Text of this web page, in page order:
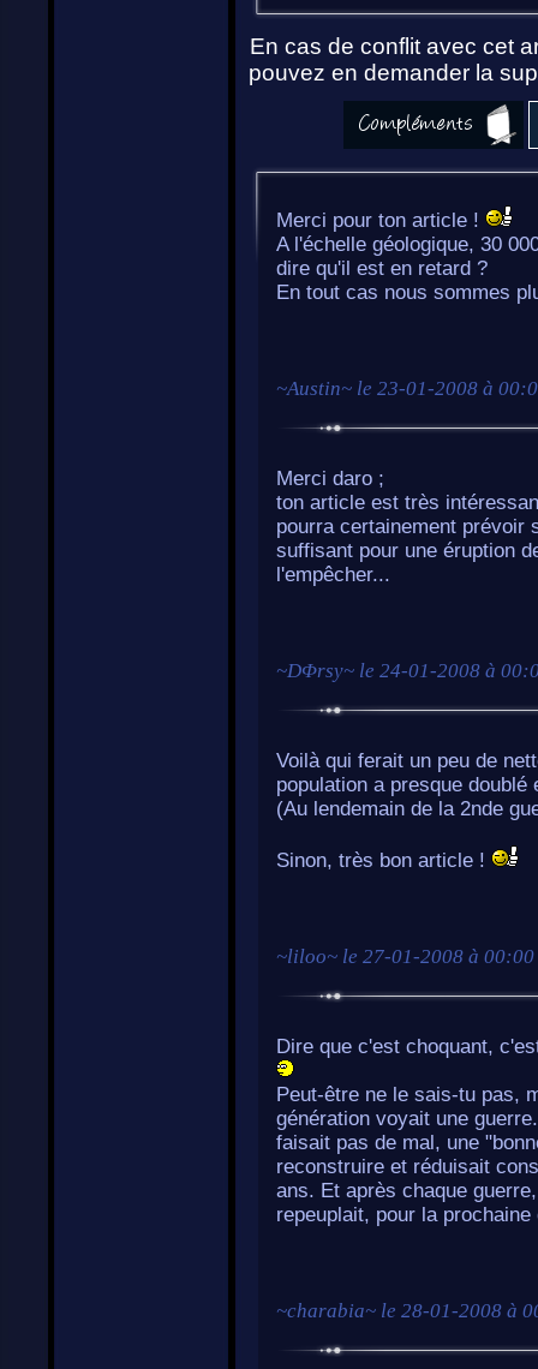
En cas de conflit avec cet
pouvez en demander la
Merci pour ton article !
A l'échelle géologique, 30
dire qu'il est en retard ?
En tout cas nous sommes
~Austin~ le 23-01-2008 à
Merci daro ;
ton article est très
pourra certainement prévoir
suffisant pour une éruption
l'empêcher...
~DΦrsy~ le 24-01-2008 à
Voilà qui ferait un peu de
population a presque doublé
(Au lendemain de la 2nde
Sinon, très bon article !
~liloo~ le 27-01-2008 à 00:00
Dire que c'est choquant,
Peut-être ne le sais-tu pas,
génération voyait une
faisait pas de mal, une
reconstruire et réduisait
ans. Et après chaque
repeuplait, pour la prochaine
~charabia~ le 28-01-2008 à